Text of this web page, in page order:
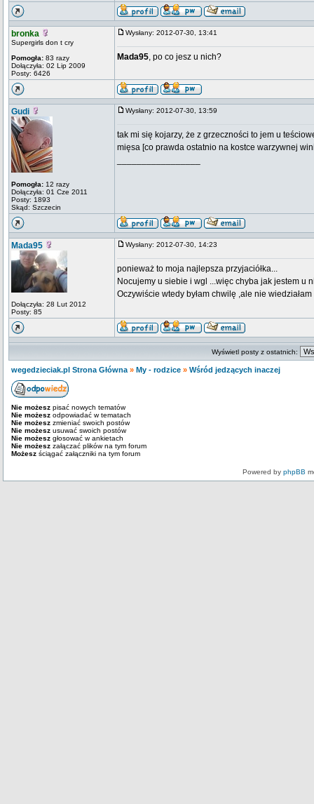
bronka
Supergirls don t cry
Pomogła: 83 razy
Dołączyła: 02 Lip 2009
Posty: 6426
Wysłany: 2012-07-30, 13:41
Mada95, po co jesz u nich?
Gudi
Pomogła: 12 razy
Dołączyła: 01 Cze 2011
Posty: 1893
Skąd: Szczecin
Wysłany: 2012-07-30, 13:59
tak mi się kojarzy, że z grzeczności to jem u
mięsa [co prawda ostatnio na kostce warzywnej
Mada95
Dołączyła: 28 Lut 2012
Posty: 85
Wysłany: 2012-07-30, 14:23
ponieważ to moja najlepsza przyjaciółka...
Nocujemy u siebie i wgl ...więc chyba jak jestem u
Oczywiście wtedy byłam chwilę ,ale nie
Wyświetl posty z ostatnich:
wegedzieciak.pl Strona Główna » My - rodzice » Wśród jedzących inaczej
Nie możesz pisać nowych tematów
Nie możesz odpowiadać w tematach
Nie możesz zmieniać swoich postów
Nie możesz usuwać swoich postów
Nie możesz głosować w ankietach
Nie możesz załączać plików na tym forum
Możesz ściągać załączniki na tym forum
Powered by phpBB